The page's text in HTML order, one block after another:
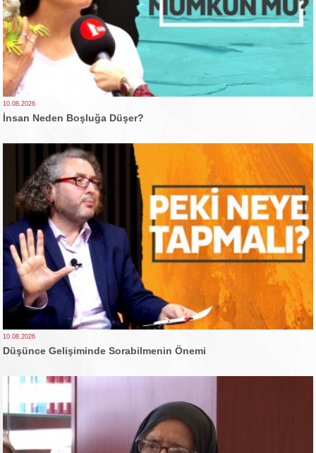
10.08.2026
İnsan Neden Boşluğa Düşer?
10.08.2026
Düşünce Gelişiminde Sorabilmenin Önemi